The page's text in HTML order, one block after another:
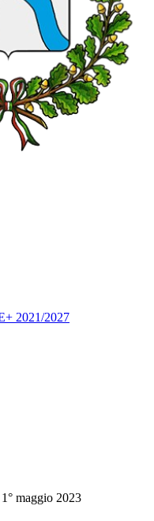
2021/2027
maggio 2023